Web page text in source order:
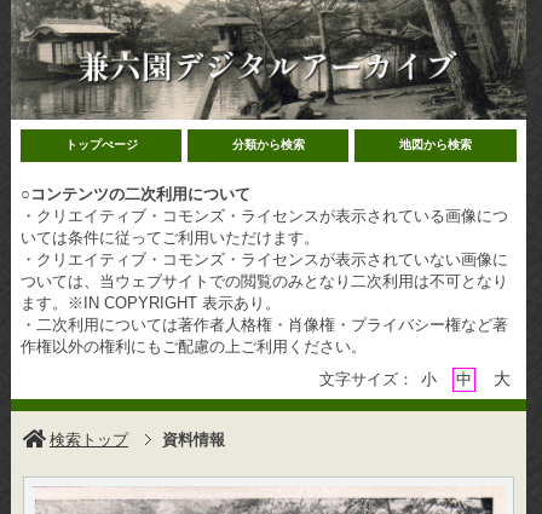
トップぺージ 分類から検索 地図から検索
○ コンテンツの二次利用について
・クリエイティブ・コモンズ・ライセンスが表示されている画像につ
いては条件に従ってご利用いただけます。
・クリエイティブ・コモンズ・ライセンスが表示されていない画像に
ついては、当ウェブサイトでの閲覧のみとなり二次利用は不可となり
ます。※IN COPYRIGHT 表示あり。
・二次利用については著作者人格権・肖像権・プライバシー権など著
作権以外の権利にもご配慮の上ご利用ください。
文字サイズ：
小 中 大
検索トップ 資料情報